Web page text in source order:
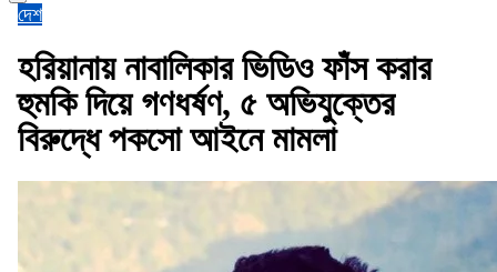
দেশ
হরিয়ানায় নাবালিকার ভিডিও ফাঁস করার
হুমকি দিয়ে গণধর্ষণ, ৫ অভিযুক্তের
বিরুদ্ধে পকসো আইনে মামলা